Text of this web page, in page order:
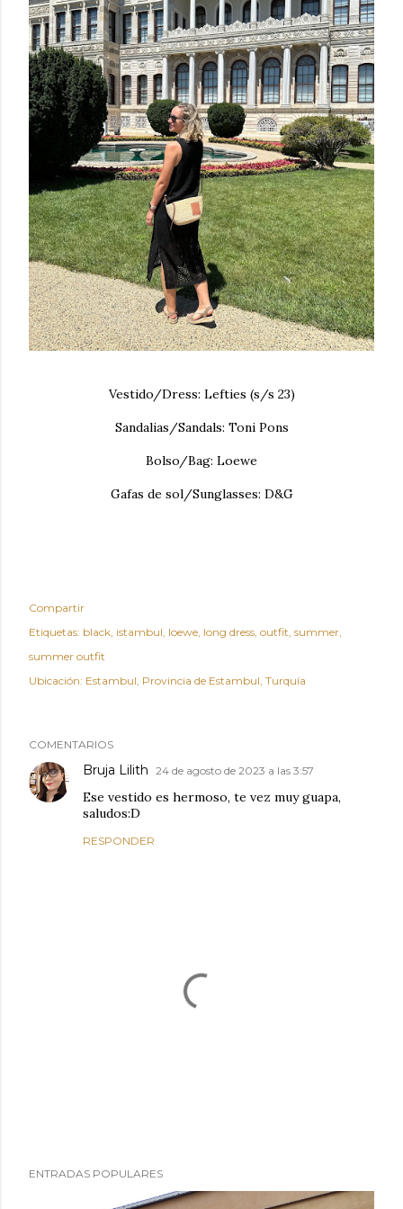
Vestido/Dress: Lefties (s/s 23)
Sandalias/Sandals: Toni Pons
Bolso/Bag: Loewe
Gafas de sol/Sunglasses: D&G
Compartir
Etiquetas: black istambul loewe long dress outfit summer
summer outfit
Ubicación: Estambul, Provincia de Estambul, Turquía
COMENTARIOS
Bruja Lilith 24 de agosto de 2023 a las 3:57
Ese vestido es hermoso, te vez muy guapa,
saludos:D
RESPONDER
u
ENTRADAS POPULARES